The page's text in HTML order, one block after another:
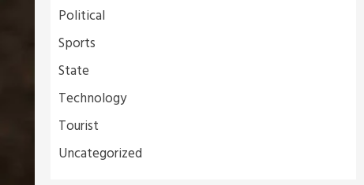
Political
Sports
State
Technology
Tourist
Uncategorized